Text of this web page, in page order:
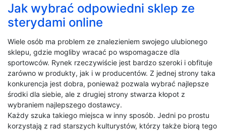
Jak wybrać odpowiedni sklep ze
sterydami online
Wiele osób ma problem ze znalezieniem swojego ulubionego
sklepu, gdzie mogliby wracać po wspomagacze dla
sportowców. Rynek rzeczywiście jest bardzo szeroki i obfituje
zarówno w produkty, jak i w producentów. Z jednej strony taka
konkurencja jest dobra, ponieważ pozwala wybrać najlepsze
środki dla siebie, ale z drugiej strony stwarza kłopot z
wybraniem najlepszego dostawcy.
Każdy szuka takiego miejsca w inny sposób. Jedni po prostu
korzystają z rad starszych kulturystów, którzy także biorą tego